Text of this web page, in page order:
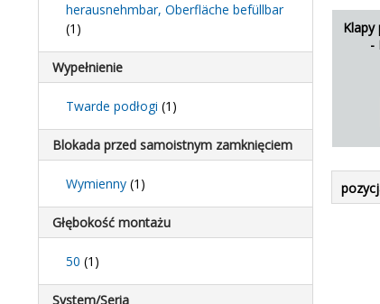
herausnehmbar, Oberfläche befüllbar
(1)
Wypełnienie
Twarde podłogi (1)
Blokada przed samoistnym zamknięciem
Wymienny (1)
Głębokość montażu
50 (1)
System/Seria
Klapy
-